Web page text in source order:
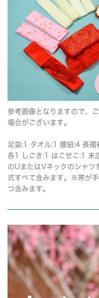
参考画像となりますので、
場合がございます。
足袋:1 タオル:1 腰紐:4 長
各1 しごき:1 はこせこ:1 末
のUまたはVネックのシャ
式すべて含みます。※帯が
つ含みます。